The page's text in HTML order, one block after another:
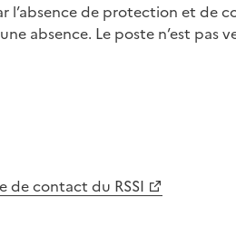
l’absence de protection et de
absence. Le poste n’est pas
de contact du RSSI